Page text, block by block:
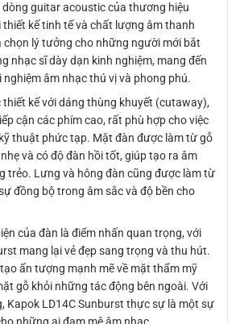
guitar acoustic của thương hiệu
thiết kế tinh tế và chất lượng âm thanh
chọn lý tưởng cho những người mới bắt
nhạc sĩ dày dạn kinh nghiệm, mang đến
âm nhạc thú vị và phong phú.
thiết kế với dáng thùng khuyết (cutaway),
cận các phím cao, rất phù hợp cho việc
thuật phức tạp. Mặt đàn được làm từ gỗ
và có độ đàn hồi tốt, giúp tạo ra âm
trẻo. Lưng và hông đàn cũng được làm từ
đồng bộ trong âm sắc và độ bền cho
của đàn là điểm nhấn quan trọng, với
mang lại vẻ đẹp sang trọng và thu hút.
ấn tượng mạnh mẽ về mặt thẩm mỹ
gỗ khỏi những tác động bên ngoài. Với
Kapok LD14C Sunburst thực sự là một sự